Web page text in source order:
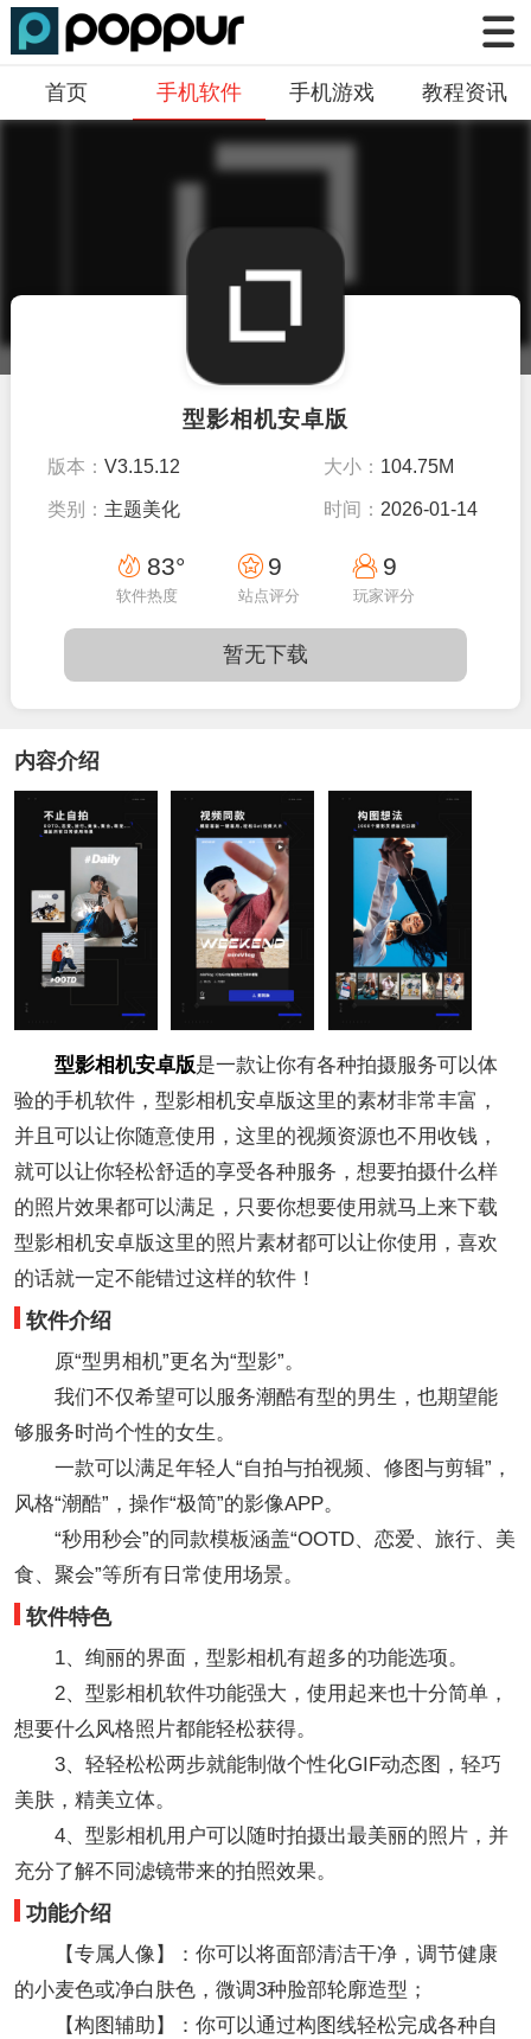
首页 手机软件 手机游戏 教程资讯
型影相机安卓版
版本：V3.15.12 大小： 104.75M
类别： 主题美化 时间： 2026-01-14
18:26:27
83°
软件热度
9
站点评分
9
玩家评分
暂无下载
内容介绍
型影相机安卓版是一款让你有各种拍摄服务可以体
验的手机软件，型影相机安卓版这里的素材非常丰富，
并且可以让你随意使用，这里的视频资源也不用收钱，
就可以让你轻松舒适的享受各种服务，想要拍摄什么样
的照片效果都可以满足，只要你想要使用就马上来下载
型影相机安卓版这里的照片素材都可以让你使用，喜欢
的话就一定不能错过这样的软件！
软件介绍
原“型男相机”更名为“型影”。
我们不仅希望可以服务潮酷有型的男生，也期望能
够服务时尚个性的女生。
一款可以满足年轻人“自拍与拍视频、修图与剪辑”，
风格“潮酷”，操作“极简”的影像APP。
“秒用秒会”的同款模板涵盖“OOTD、恋爱、旅行、美
食、聚会”等所有日常使用场景。
软件特色
1、绚丽的界面，型影相机有超多的功能选项。
2、型影相机软件功能强大，使用起来也十分简单，
想要什么风格照片都能轻松获得。
3、轻轻松松两步就能制做个性化GIF动态图，轻巧
美肤，精美立体。
4、型影相机用户可以随时拍摄出最美丽的照片，并
充分了解不同滤镜带来的拍照效果。
功能介绍
【专属人像】：你可以将面部清洁干净，调节健康
的小麦色或净白肤色，微调3种脸部轮廓造型；
【构图辅助】：你可以通过构图线轻松完成各种自